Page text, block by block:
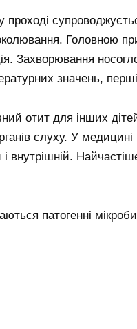
Головною
Захворювання
значень,
отит для інших
слуху. У
внутрішній.
патогенні